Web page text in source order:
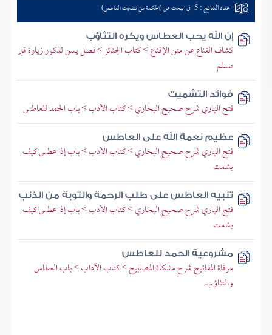
عدد النتائج : 5 في البحث عن (الحكمة من تشميت العاطس)
إن الله يحب العطاس ويكره التثاؤب
كشاف القناع عن متن الإقناع > كتاب الجنائز > فصل يسن لذكور زيارة قبر
مسلم
فوائد التشميت
فتح الباري شرح صحيح البخاري > كتاب الأدب > باب الحمد للعاطس
عظيم نعمة الله على العاطس
فتح الباري شرح صحيح البخاري > كتاب الأدب > باب إذا عطس كيف
يشمت
تنبيه العاطس على طلب الرحمة والتوبة من الذنب
فتح الباري شرح صحيح البخاري > كتاب الأدب > باب إذا عطس كيف
يشمت
مشروعية الحمد للعاطس
مرقاة المفاتيح شرح مشكاة المصابيح > كتاب الآداب > باب العطاس
والتثاؤب